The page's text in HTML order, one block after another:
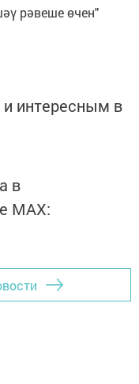
рәвеше өчен"
интересным в
в
MАХ: